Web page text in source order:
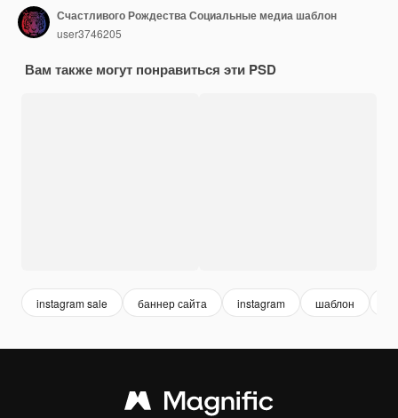
Счастливого Рождества Социальные медиа шаблон
user3746205
Вам также могут понравиться эти PSD
instagram sale баннер сайта instagram шаблон